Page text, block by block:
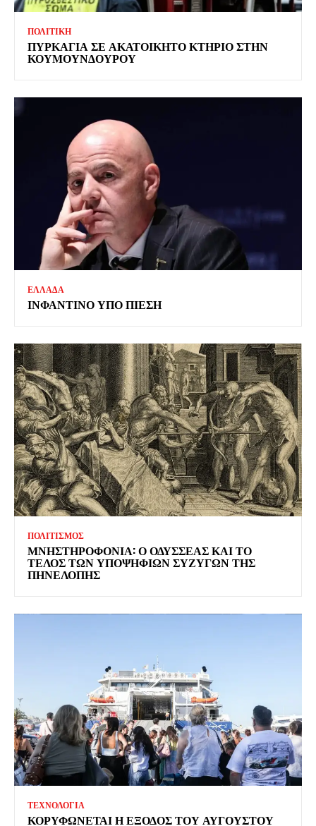
ΠΟΛΙΤΙΚΗ
ΠΥΡΚΑΓΙΑ ΣΕ ΑΚΑΤΟΙΚΗΤΟ ΚΤΗΡΙΟ ΣΤΗΝ
ΚΟΥΜΟΥΝΔΟΥΡΟΥ
ΕΛΛΑΔΑ
ΙΝΦΑΝΤΙΝΟ ΥΠΟ ΠΙΕΣΗ
ΠΟΛΙΤΙΣΜΟΣ
ΜΝΗΣΤΗΡΟΦΟΝΙΑ: Ο ΟΔΥΣΣΕΑΣ ΚΑΙ ΤΟ
ΤΕΛΟΣ ΤΩΝ ΥΠΟΨΗΦΙΩΝ ΣΥΖΥΓΩΝ ΤΗΣ
ΠΗΝΕΛΟΠΗΣ
ΤΕΧΝΟΛΟΓΙΑ
ΚΟΡΥΦΩΝΕΤΑΙ Η ΕΞΟΔΟΣ ΤΟΥ ΑΥΓΟΥΣΤΟΥ